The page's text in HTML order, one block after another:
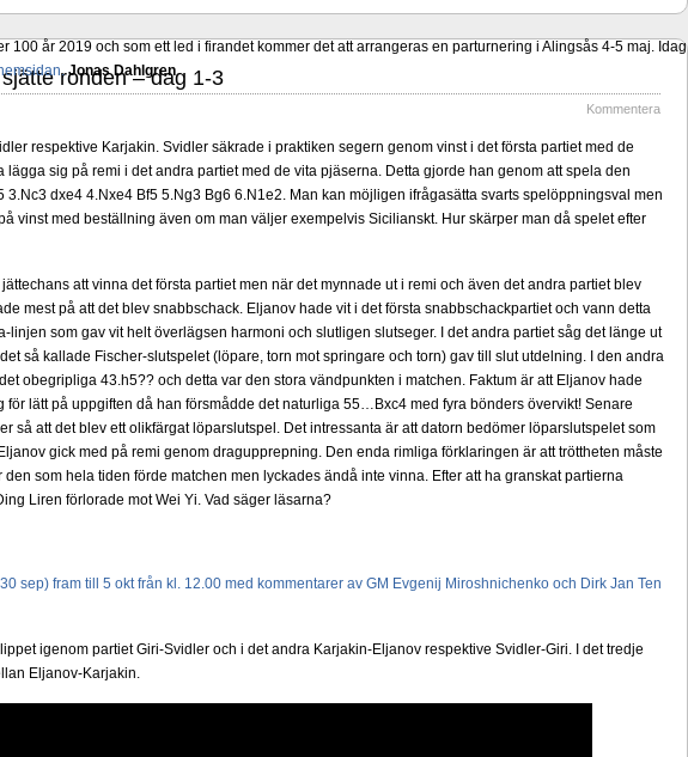
100 år 2019 och som ett led i firandet kommer det att arrangeras en parturnering i Alingsås 4-5 maj. Idag
Jonas Dahlgren
ronden – dag 1-3
Kommentera
respektive Karjakin. Svidler säkrade i praktiken segern genom vinst i det första partiet med de
sig på remi i det andra partiet med de vita pjäserna. Detta gjorde han genom att spela den
3.Nc3 dxe4 4.Nxe4 Bf5 5.Ng3 Bg6 6.N1e2. Man kan möjligen ifrågasätta svarts spelöppningsval men
vinst med beställning även om man väljer exempelvis Sicilianskt. Hur skärper man då spelet efter
att vinna det första partiet men när det mynnade ut i remi och även det andra partiet blev
mest på att det blev snabbschack. Eljanov hade vit i det första snabbschackpartiet och vann detta
linjen som gav vit helt överlägsen harmoni och slutligen slutseger. I det andra partiet såg det länge ut
så kallade Fischer-slutspelet (löpare, torn mot springare och torn) gav till slut utdelning. I den andra
obegripliga 43.h5?? och detta var den stora vändpunkten i matchen. Faktum är att Eljanov hade
för lätt på uppgiften då han försmådde det naturliga 55…Bxc4 med fyra bönders övervikt! Senare
så att det blev ett olikfärgat löparslutspel. Det intressanta är att datorn bedömer löparslutspelet som
gick med på remi genom dragupprepning. Den enda rimliga förklaringen är att tröttheten måste
som hela tiden förde matchen men lyckades ändå inte vinna. Efter att ha granskat partierna
Liren förlorade mot Wei Yi. Vad säger läsarna?
sep) fram till 5 okt från kl. 12.00 med kommentarer av GM Evgenij Miroshnichenko och Dirk Jan Ten
igenom partiet Giri-Svidler och i det andra Karjakin-Eljanov respektive Svidler-Giri. I det tredje
Eljanov-Karjakin.